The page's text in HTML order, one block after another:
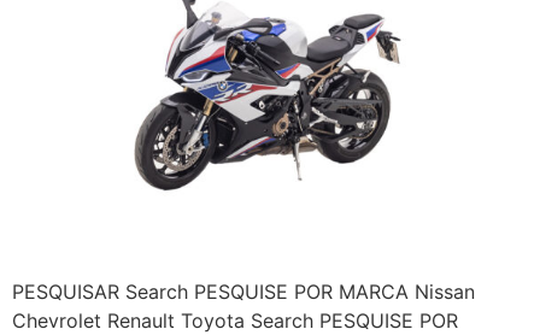
PESQUISAR Search PESQUISE POR MARCA Nissan
Chevrolet Renault Toyota Search PESQUISE POR